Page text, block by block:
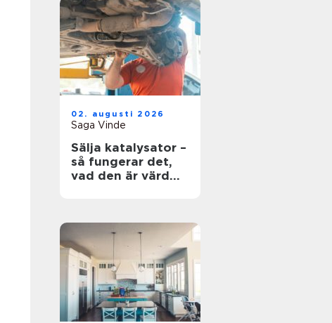
02. augusti 2026
Saga Vinde
Sälja katalysator –
så fungerar det,
vad den är värd